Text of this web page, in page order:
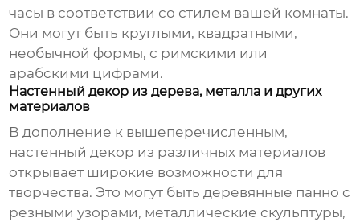
часы в соответствии со стилем вашей комнаты.
Они могут быть круглыми, квадратными,
необычной формы, с римскими или
арабскими цифрами.
Настенный декор из дерева, металла и других
материалов
В дополнение к вышеперечисленным,
настенный декор из различных материалов
открывает широкие возможности для
творчества. Это могут быть деревянные панно с
резными узорами, металлические скульптуры,